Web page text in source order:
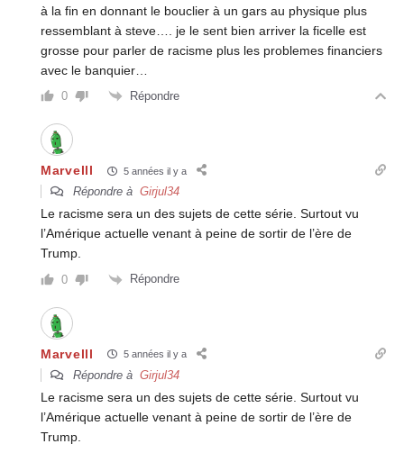
à la fin en donnant le bouclier à un gars au physique plus
ressemblant à steve…. je le sent bien arriver la ficelle est
grosse pour parler de racisme plus les problemes financiers
avec le banquier…
0 Répondre
Marvelll 5 années il y a
Répondre à Girjul34
Le racisme sera un des sujets de cette série. Surtout vu
l’Amérique actuelle venant à peine de sortir de l’ère de
Trump.
0 Répondre
Marvelll 5 années il y a
Répondre à Girjul34
Le racisme sera un des sujets de cette série. Surtout vu
l’Amérique actuelle venant à peine de sortir de l’ère de
Trump.